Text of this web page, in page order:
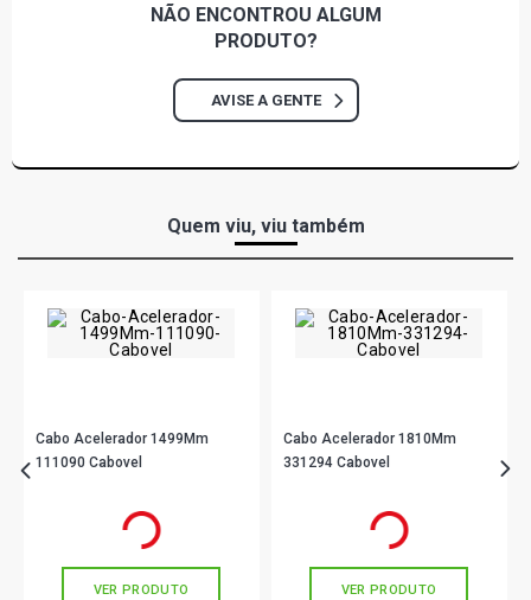
NÃO ENCONTROU ALGUM
PRODUTO?
AVISE A GENTE
Quem viu, viu também
Cabo Acelerador 1499Mm
111090 Cabovel
em até 1x de
VER PRODUTO
Cabo Acelerador 1810Mm
331294 Cabovel
em até 1x de
VER PRODUTO